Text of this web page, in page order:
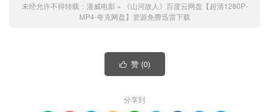
未经允许不得转载： 漫威电影 »
《山河故人》百度云网盘【超清1280P-
MP4-夸克网盘】资源免费迅雷下载
 赞 (0)
分享到